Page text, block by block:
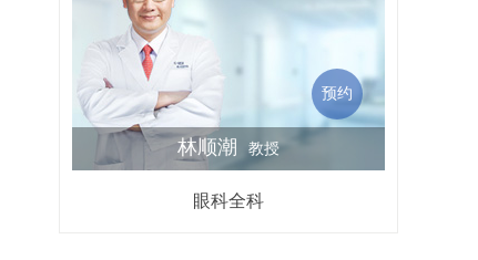
林顺潮 教授
预约
眼科全科